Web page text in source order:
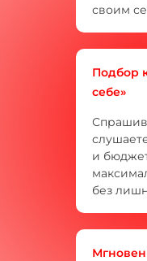
своим
Подбор
себе»
и
без